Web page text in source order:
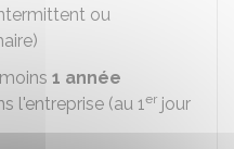
ou
1 année
l'entreprise (au 1er jour